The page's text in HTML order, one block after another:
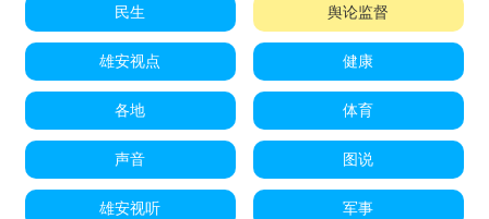
民生 舆论监督
雄安视点 健康
各地 体育
声音 图说
雄安视听 军事